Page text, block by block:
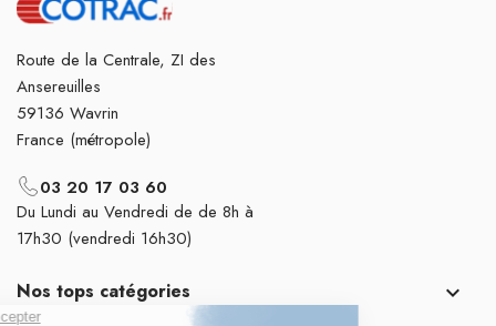
Route de la Centrale, ZI des
Ansereuilles
59136 Wavrin
France (métropole)
03 20 17 03 60
Du Lundi au Vendredi de de 8h à
17h30 (vendredi 16h30)
Nos tops catégories 